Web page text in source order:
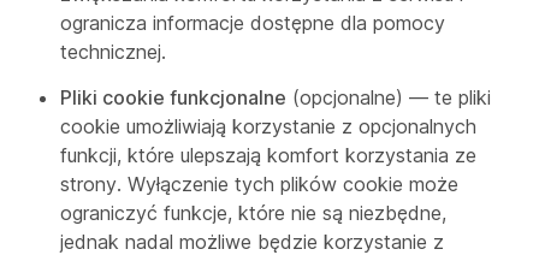
ogranicza informacje dostępne dla pomocy
technicznej.
Pliki cookie funkcjonalne (opcjonalne) — te pliki
cookie umożliwiają korzystanie z opcjonalnych
funkcji, które ulepszają komfort korzystania ze
strony. Wyłączenie tych plików cookie może
ograniczyć funkcje, które nie są niezbędne,
jednak nadal możliwe będzie korzystanie z